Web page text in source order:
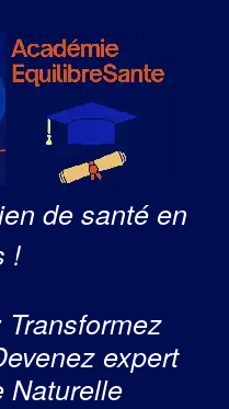
de santé en
!
expert
Naturelle